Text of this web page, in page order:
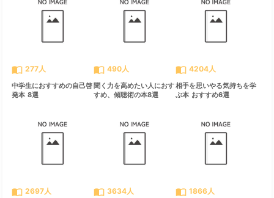
import_contacts 277人
中学生におすすめの自己啓
発本 8選
import_contacts 490人
聞く力を高めたい人におす
すめ、傾聴術の本8選
import_contacts 4204人
相手を思いやる気持ちを学
ぶ本 おすすめ6選
import_contacts 2697人 import_contacts 3634人 import_contacts 1866人